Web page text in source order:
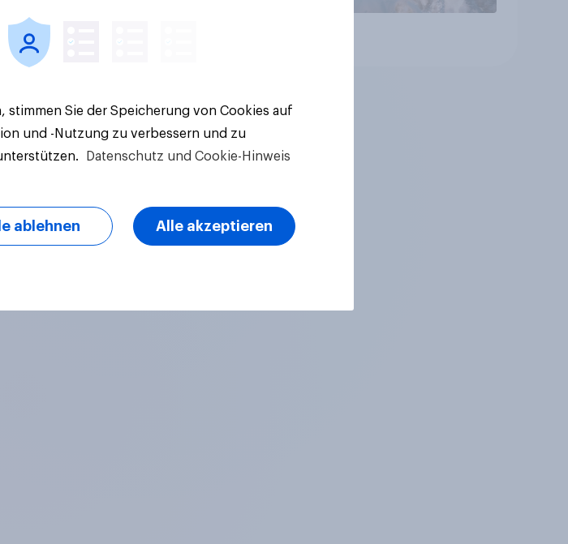
stimmen Sie der Speicherung von Cookies auf
und -Nutzung zu verbessern und zu
Datenschutz und Cookie-Hinweis
ablehnen Alle akzeptieren